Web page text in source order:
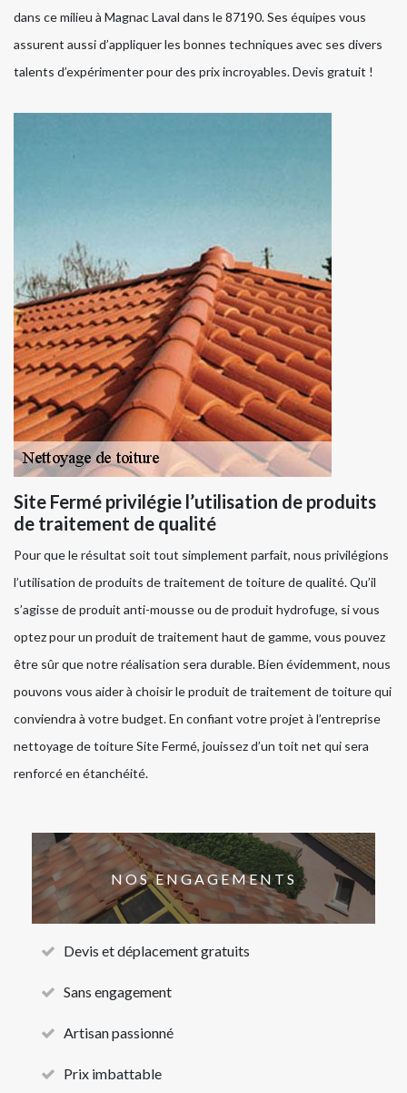
dans ce milieu à Magnac Laval dans le 87190. Ses équipes vous
assurent aussi d’appliquer les bonnes techniques avec ses divers
talents d’expérimenter pour des prix incroyables. Devis gratuit !
Site Fermé privilégie l’utilisation de produits
de traitement de qualité
Pour que le résultat soit tout simplement parfait, nous privilégions
l’utilisation de produits de traitement de toiture de qualité. Qu’il
s’agisse de produit anti-mousse ou de produit hydrofuge, si vous
optez pour un produit de traitement haut de gamme, vous pouvez
être sûr que notre réalisation sera durable. Bien évidemment, nous
pouvons vous aider à choisir le produit de traitement de toiture qui
conviendra à votre budget. En confiant votre projet à l’entreprise
nettoyage de toiture Site Fermé, jouissez d’un toit net qui sera
renforcé en étanchéité.
NOS ENGAGEMENTS
Devis et déplacement gratuits
Sans engagement
Artisan passionné
Prix imbattable